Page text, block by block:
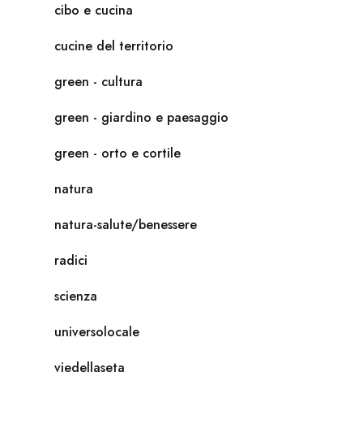
cibo e cucina
cucine del territorio
green - cultura
green - giardino e paesaggio
green - orto e cortile
natura
natura-salute/benessere
radici
scienza
universolocale
viedellaseta